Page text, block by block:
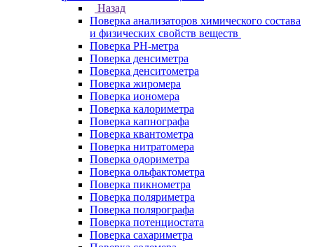
Назад
Поверка анализаторов химического состава
и физических свойств веществ
Поверка PH-метра
Поверка денсиметра
Поверка денситометра
Поверка жиромера
Поверка иономера
Поверка калориметра
Поверка капнографа
Поверка квантометра
Поверка нитратомера
Поверка одориметра
Поверка ольфактометра
Поверка пикнометра
Поверка поляриметра
Поверка полярографа
Поверка потенциостата
Поверка сахариметра